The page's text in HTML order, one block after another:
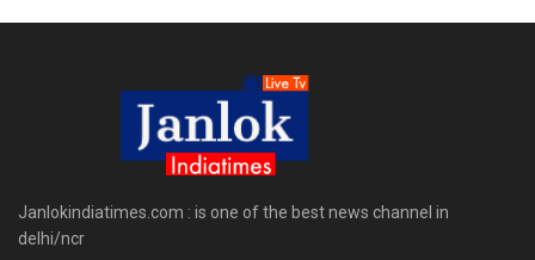
Janlokindiatimes.com : is one of the best news channel in
delhi/ncr